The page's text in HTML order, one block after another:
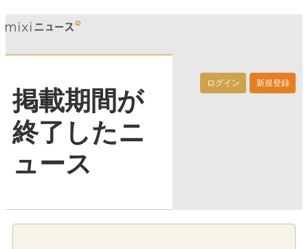
ログイン 新規登録
掲載期間が
終了したニ
ュース